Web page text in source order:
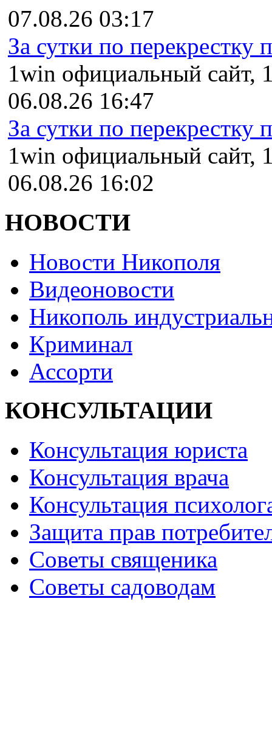
07.08.26 03:17
За сутки по перекрестку
1win официальный сайт,
06.08.26 16:47
За сутки по перекрестку
1win официальный сайт,
06.08.26 16:02
НОВОСТИ
Новости Никополя
Видеоновости
Никополь
Криминал
Ассорти
КОНСУЛЬТАЦИИ
Консультация юриста
Консультация врача
Консультация
Защита прав
Советы священика
Советы садоводам